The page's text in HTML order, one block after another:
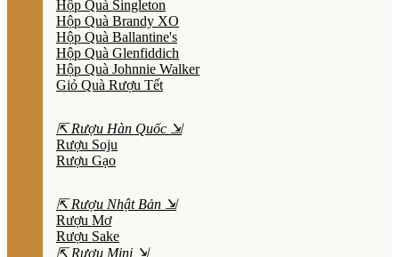
Hộp Quà Singleton
Hộp Quà Brandy XO
Hộp Quà Ballantine's
Hộp Quà Glenfiddich
Hộp Quà Johnnie Walker
Giỏ Quà Rượu Tết
⇱ Rượu Hàn Quốc ⇲
Rượu Soju
Rượu Gạo
⇱ Rượu Nhật Bản ⇲
Rượu Mơ
Rượu Sake
⇱ Rượu Mini ⇲